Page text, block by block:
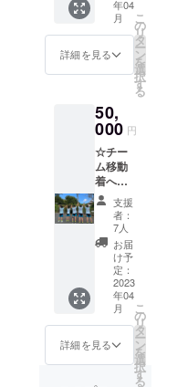
2022年度 第
56回マクド
ナルドミニ
バスケット
2023年度 第
44回U12九
州バスケッ
トボール大
会出場
2024年度 第
56回マクド
ナルド全国
ミニバス
ケットボー
ル大会出場
掲載☆
＋子ど
もたち
からの
お礼の
メッ
＆動画
※ご支援
いただ
きます
際は、
必ず備
考欄に
掲載を
希望さ
れるお
名前を
ご記入
くださ
い。
年04
月
詳細を見る
こ
の
リ
タ
ー
ン
を
選
択
す
る
50,
000 円
☆チー
ム移動
着への
支援者
名のプ
リント
☆ ＋子
どもた
ちから
のお礼
のメッ
セージ
＆動画
＋全国
大会
チーム
支援
者：
7人
お届
け予
定：
2023
年04
月
詳細を見る
こ
の
リ
タ
ー
ン
を
選
択
す
る